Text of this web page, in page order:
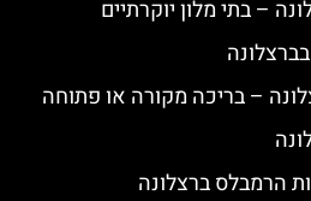
– בריכה מקורה או פתוחה
הרמבלס ברצלונה